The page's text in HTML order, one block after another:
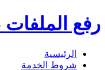
رفع الملفات
الرئيسية
شروط الخدمة